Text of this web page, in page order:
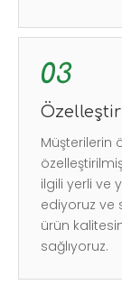
Müşterilerin
ilgili yerli ve
ediyoruz ve
ürün
sağlıyoruz.